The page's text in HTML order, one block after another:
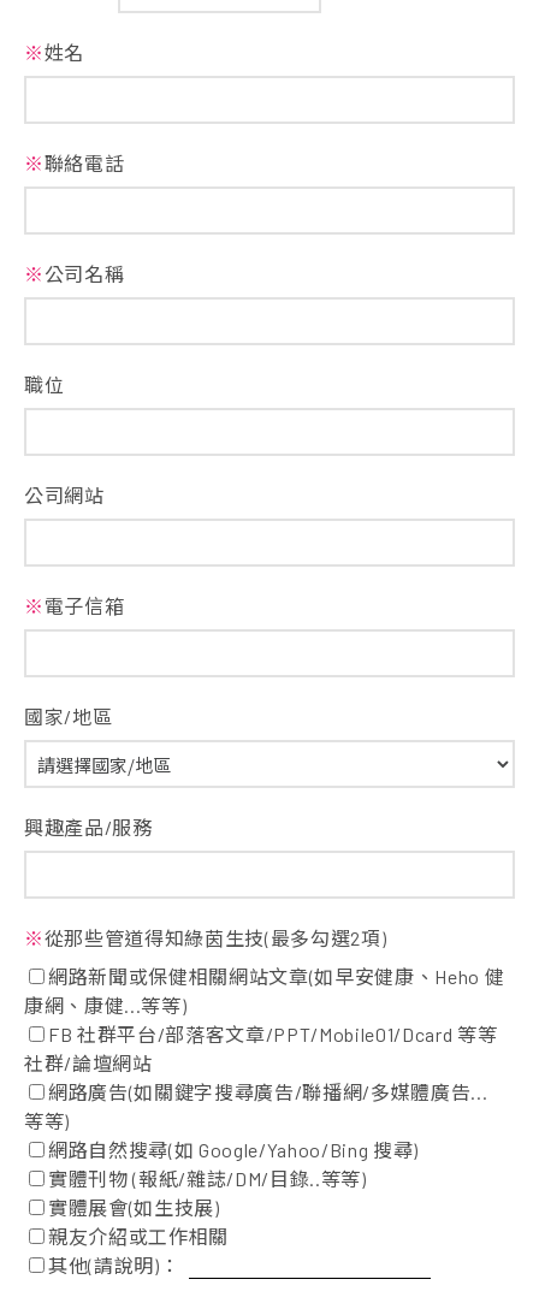
※姓名
※聯絡電話
※ 公司名稱
職位
公司網站
※ 電子信箱
國家/地區
興趣產品/服務
※從那些管道得知綠茵生技(最多勾選2項)
網路新聞或保健相關網站文章(如早安健康、Heho 健
康網、康健...等等)
FB 社群平台/部落客文章/PPT/Mobile01/Dcard 等等
社群/論壇網站
網路廣告(如關鍵字搜尋廣告/聯播網/多媒體廣告...
等等)
網路自然搜尋(如 Google/Yahoo/Bing 搜尋)
實體刊物 (報紙/雜誌/DM/目錄..等等)
實體展會(如生技展)
親友介紹或工作相關
其他(請說明)：